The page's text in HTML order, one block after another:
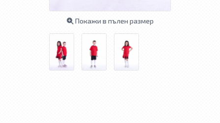
Покажи в пълен размер